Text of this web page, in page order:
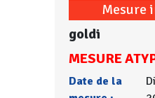
Mesure
goldi
MESURE
Date de la